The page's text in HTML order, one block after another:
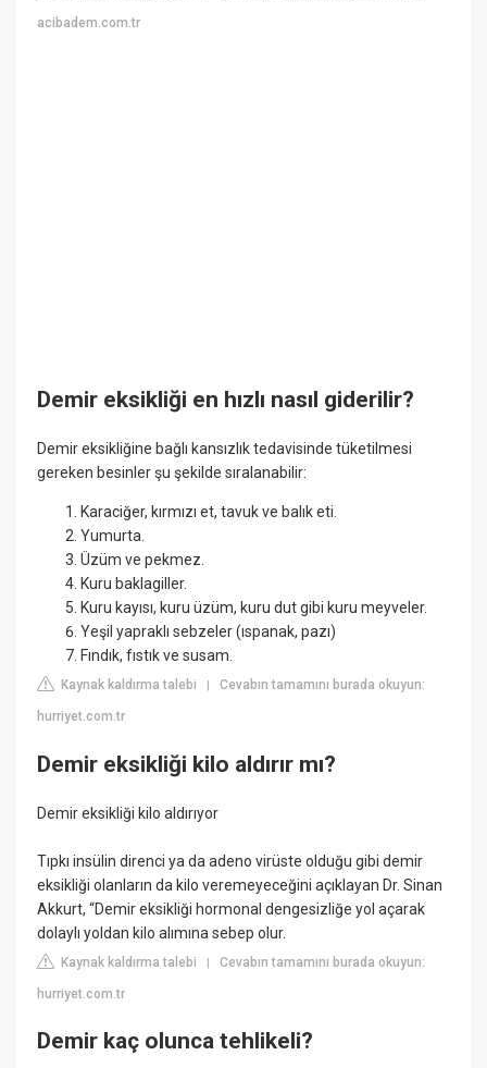
acibadem.com.tr
Demir eksikliği en hızlı nasıl giderilir?
Demir eksikliğine bağlı kansızlık tedavisinde tüketilmesi
gereken besinler şu şekilde sıralanabilir:
Karaciğer, kırmızı et, tavuk ve balık eti.
Yumurta.
Üzüm ve pekmez.
Kuru baklagiller.
Kuru kayısı, kuru üzüm, kuru dut gibi kuru meyveler.
Yeşil yapraklı sebzeler (ıspanak, pazı)
Fındık, fıstık ve susam.
Kaynak kaldırma talebi |Cevabın tamamını burada okuyun:
hurriyet.com.tr
Demir eksikliği kilo aldırır mı?
Demir eksikliği kilo aldırıyor
Tıpkı insülin direnci ya da adeno virüste olduğu gibi demir
eksikliği olanların da kilo veremeyeceğini açıklayan Dr. Sinan
Akkurt, “Demir eksikliği hormonal dengesizliğe yol açarak
dolaylı yoldan kilo alımına sebep olur.
Kaynak kaldırma talebi |Cevabın tamamını burada okuyun:
hurriyet.com.tr
Demir kaç olunca tehlikeli?